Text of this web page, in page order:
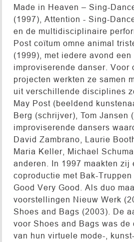
Made in Heaven – Sing-
(1997), Attention - Sing-
en de multidisciplinaire
Post coïtum omne animal
(1999), met iedere avond een
improviserende danser. Voor
projecten werkten ze samen
uit verschillende disciplines
May Post (beeldend
Berg (schrijver), Tom Jansen
improviserende dansers
David Zambrano, Laurie
Maria Keller, Michael
anderen. In 1997 maakten zij
coproductie met Bak-Truppen
Good Very Good. Als duo
voorstellingen Nieuw Werk
Shoes and Bags (2003). De
voor Shoes and Bags was de
van hun virtuele mode-,